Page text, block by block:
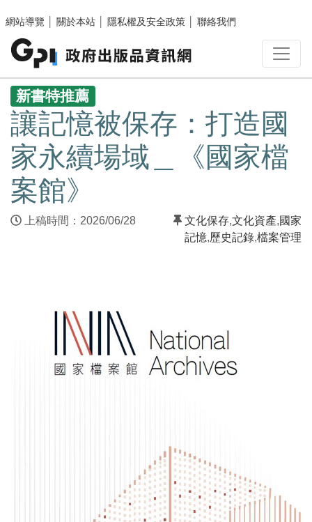
網站導覽
關於本站 隱私權及安全政策 聯絡我們
:::
新書特推薦
讓記憶被保存：打造國
家永續場域＿《國家檔
案館》
上稿時間：2026/06/28 文化保存,文化資產,國家
記憶,歷史記錄,檔案管理